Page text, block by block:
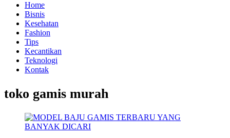
Home
Bisnis
Kesehatan
Fashion
Tips
Kecantikan
Teknologi
Kontak
toko gamis murah